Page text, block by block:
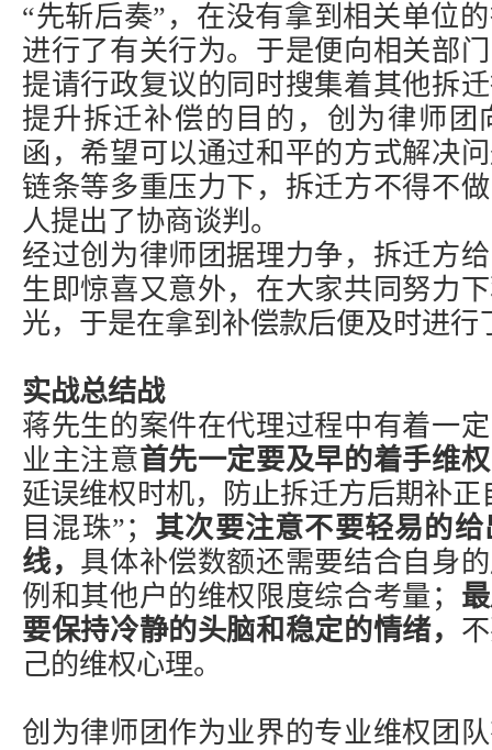
“先斩后奏”，在没有拿到相关单位
进行了有关行为。于是便向相关部
提请行政复议的同时搜集着其他拆
提升拆迁补偿的目的，创为律师团
函，希望可以通过和平的方式解决
链条等多重压力下，拆迁方不得不
人提出了协商谈判。
经过创为律师团据理力争，拆迁方
生即惊喜又意外，在大家共同努力
光，于是在拿到补偿款后便及时进行
实战总结战
蒋先生的案件在代理过程中有着一
业主注意首先一定要及早的着手维
延误维权时机，防止拆迁方后期补
目混珠”； 其次要注意不要轻易的
线， 具体补偿数额还需要结合自身
例和其他户的维权限度综合考量；
要保持冷静的头脑和稳定的情绪，
己的维权心理。
创为律师团作为业界的专业维权团